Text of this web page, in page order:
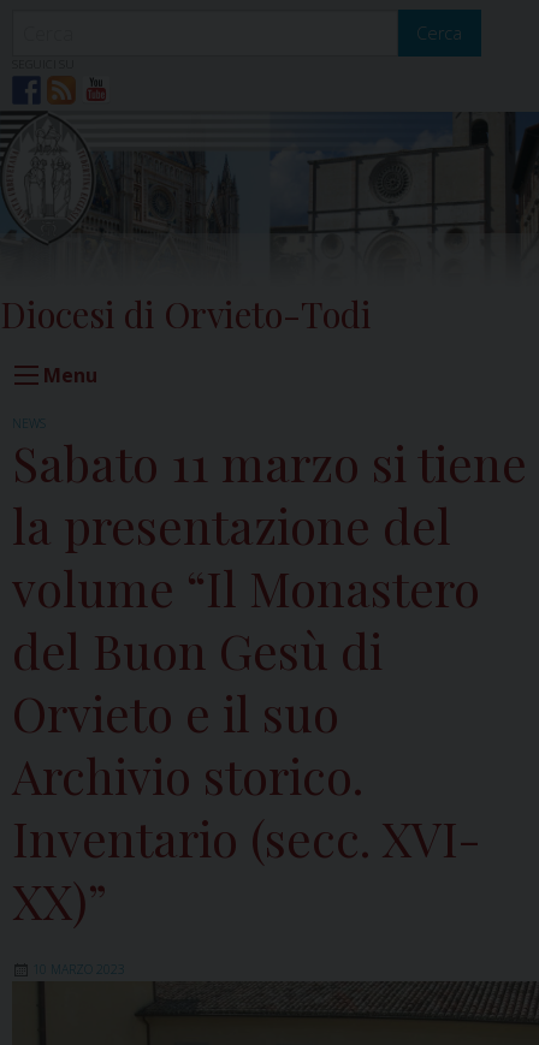
Cerca
Diocesi di Orvieto-Todi
Menu
NEWS
Sabato 11 marzo si tiene
la presentazione del
volume “Il Monastero
del Buon Gesù di
Orvieto e il suo
Archivio storico.
Inventario (secc. XVI-
XX)”
10 MARZO 2023